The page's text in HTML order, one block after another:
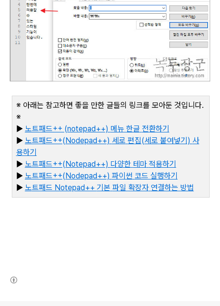
※ 아래는 참고하면 좋을 만한 글들의 링크를 모아둔 것입니다.
※
▶ 노트패드++ (notepad++) 메뉴 한글 전환하기
▶ 노트패드++(Nodepad++) 세로 편집(세로 붙여넣기) 사
용하기
▶ 노트패드++(Notepad++) 다양한 테마 적용하기
▶ 노트패드++(Nodepad++) 파이썬 코드 실행하기
▶ 노트패드 Notepad++ 기본 파일 확장자 연결하는 방법